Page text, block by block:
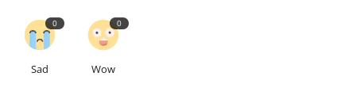
0
Sad
0
Wow